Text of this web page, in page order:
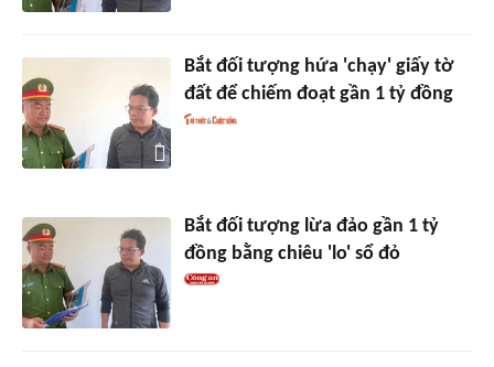
Bắt đối tượng hứa 'chạy' giấy tờ
đất để chiếm đoạt gần 1 tỷ đồng
Bắt đối tượng lừa đảo gần 1 tỷ
đồng bằng chiêu 'lo' sổ đỏ